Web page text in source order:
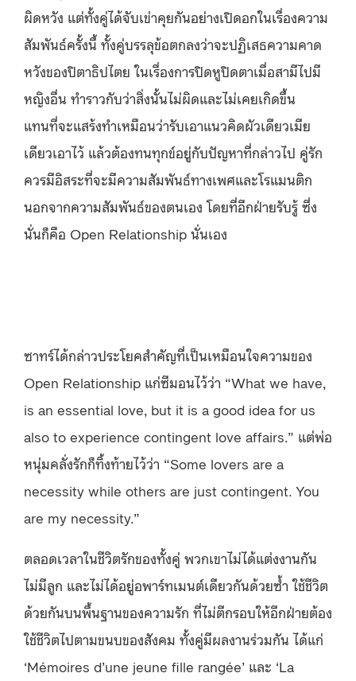
ผิดหวัง แต่ทั้งคู่ได้จับเข่าคุยกันอย่างเปิดอกในเรื่องความ
สัมพันธ์ครั้งนี้ ทั้งคู่บรรลุข้อตกลงว่าจะปฏิเสธความคาด
หวังของปิตาธิปไตย ในเรื่องการปิดหูปิดตาเมื่อสามีไปมี
หญิงอื่น ทำราวกับว่าสิ่งนั้นไม่ผิดและไม่เคยเกิดขึ้น
แทนที่จะแสร้งทำเหมือนว่ารับเอาแนวคิดผัวเดียวเมีย
เดียวเอาไว้ แล้วต้องทนทุกข์อยู่กับปัญหาที่กล่าวไป คู่รัก
ควรมีอิสระที่จะมีความสัมพันธ์ทางเพศและโรแมนติก
นอกจากความสัมพันธ์ของตนเอง โดยที่อีกฝ่ายรับรู้ ซึ่ง
นั่นก็คือ Open Relationship นั่นเอง
ซาทร์ได้กล่าวประโยคสำคัญที่เป็นเหมือนใจความของ
Open Relationship แก่ซีมอนไว้ว่า “What we have,
is an essential love, but it is a good idea for us
also to experience contingent love affairs.” แต่พ่อ
หนุ่มคลั่งรักก็ทิ้งท้ายไว้ว่า “Some lovers are a
necessity while others are just contingent. You
are my necessity.”
ตลอดเวลาในชีวิตรักของทั้งคู่ พวกเขาไม่ได้แต่งงานกัน
ไม่มีลูก และไม่ได้อยู่อพาร์ทเมนต์เดียวกันด้วยซ้ำ ใช้ชีวิต
ด้วยกันบนพื้นฐานของความรัก ที่ไม่ตีกรอบให้อีกฝ่ายต้อง
ใช้ชีวิตไปตามขนบของสังคม ทั้งคู่มีผลงานร่วมกัน ได้แก่
‘Mémoires d’une jeune fille rangée’ และ ‘La